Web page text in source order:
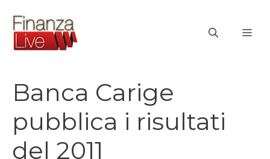
contenuto
Banca Carige
pubblica i risultati
del 2011